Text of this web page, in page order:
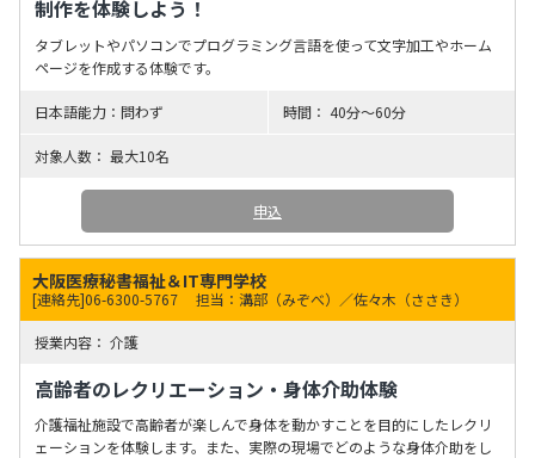
制作を体験しよう！
タブレットやパソコンでプログラミング言語を使って文字加工やホーム
ページを作成する体験です。
問わず 40分～60分
最大10名
申込
大阪医療秘書福祉＆IT専門学校
[連絡先]06-6300-5767 担当：溝部（みぞべ）／佐々木（ささき）
介護
高齢者のレクリエーション・身体介助体験
介護福祉施設で高齢者が楽しんで身体を動かすことを目的にしたレクリ
ェーションを体験します。また、実際の現場でどのような身体介助をし